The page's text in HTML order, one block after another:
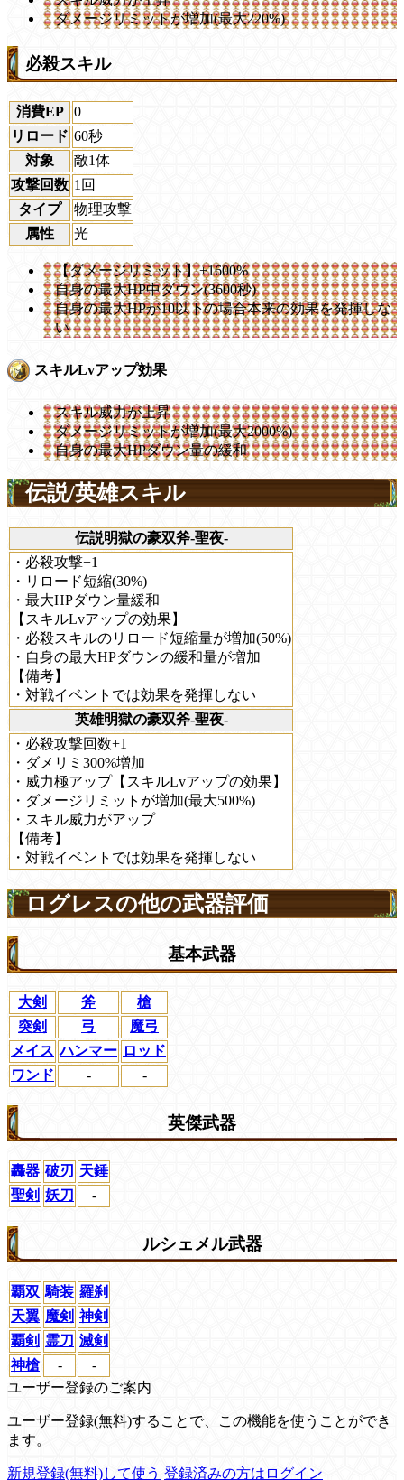
ダメージリミットが増加(最大220%)
必殺スキル
消費EP
0
リロード 60秒
対象
敵1体
攻撃回数 1回
タイプ
物理攻撃
属性
光
【ダメージリミット】+1600%
自身の最大HP中ダウン(3600秒)
自身の最大HPが10以下の場合本来の効果を発揮しな
い
スキルLvアップ効果
スキル威力が上昇
ダメージリミットが増加(最大2000%)
自身の最大HPダウン量の緩和
伝説/英雄スキル
伝説明獄の豪双斧-聖夜-
・必殺攻撃+1
・リロード短縮(30%)
・最大HPダウン量緩和
【スキルLvアップの効果】
・必殺スキルのリロード短縮量が増加(50%)
・自身の最大HPダウンの緩和量が増加
【備考】
・対戦イベントでは効果を発揮しない
英雄明獄の豪双斧-聖夜-
・必殺攻撃回数+1
・ダメリミ300%増加
・威力極アップ【スキルLvアップの効果】
・ダメージリミットが増加(最大500%)
・スキル威力がアップ
【備考】
・対戦イベントでは効果を発揮しない
ログレスの他の武器評価
基本武器
大剣 斧
槍
突剣
弓
魔弓
メイス ハンマー ロッド
ワンド
- -
英傑武器
轟器 破刃 天錘
聖剣 妖刀 -
ルシェメル武器
覇双 騎装 羅刹
天翼 魔剣 神剣
覇剣 霊刀 滅剣
神槍
-
-
ユーザー登録のご案内
ユーザー登録(無料)することで、この機能を使うことができ
ます。
新規登録(無料)して使う 登録済みの方はログイン